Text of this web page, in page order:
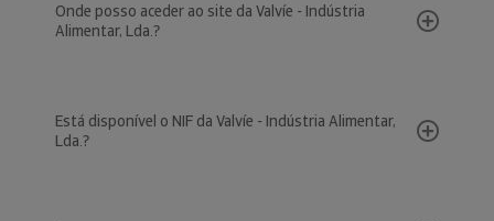
Onde posso aceder ao site da Valvíe - Indústria
Alimentar, Lda.?
Está disponível o NIF da Valvíe - Indústria Alimentar,
Lda.?